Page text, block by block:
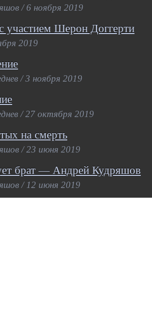
/ 6 ноября 2019
участием Шерон Доггерти
2019
/ 3 ноября 2019
/ 27 октября 2019
на смерть
/ 23 июня 2019
брат — Андрей Кудряшов
/ 12 июня 2019